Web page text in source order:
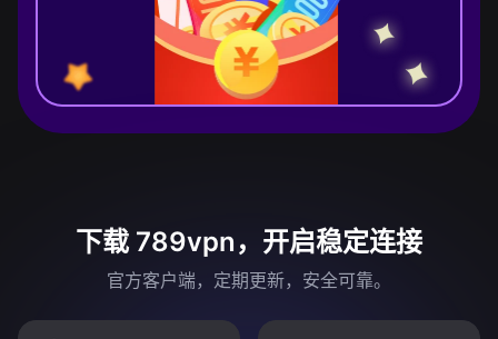
下载 789vpn，开启稳定连接
官方客户端，定期更新，安全可靠。